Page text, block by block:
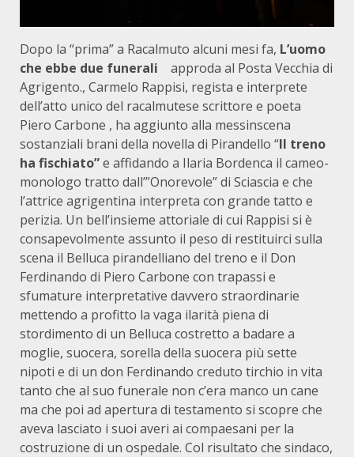
Dopo la “prima” a Racalmuto alcuni mesi fa, L’uomo
che ebbe due funerali approda al Posta Vecchia di
Agrigento., Carmelo Rappisi, regista e interprete
dell’atto unico del racalmutese scrittore e poeta
Piero Carbone , ha aggiunto alla messinscena
sostanziali brani della novella di Pirandello “Il treno
ha fischiato”e affidando a Ilaria Bordenca il cameo-
monologo tratto dall’”Onorevole” di Sciascia e che
l’attrice agrigentina interpreta con grande tatto e
perizia. Un bell’insieme attoriale di cui Rappisi si è
consapevolmente assunto il peso di restituirci sulla
scena il Belluca pirandelliano del treno e il Don
Ferdinando di Piero Carbone con trapassi e
sfumature interpretative davvero straordinarie
mettendo a profitto la vaga ilarità piena di
stordimento di un Belluca costretto a badare a
moglie, suocera, sorella della suocera più sette
nipoti e di un don Ferdinando creduto tirchio in vita
tanto che al suo funerale non c’era manco un cane
ma che poi ad apertura di testamento si scopre che
aveva lasciato i suoi averi ai compaesani per la
costruzione di un ospedale. Col risultato che sindaco,